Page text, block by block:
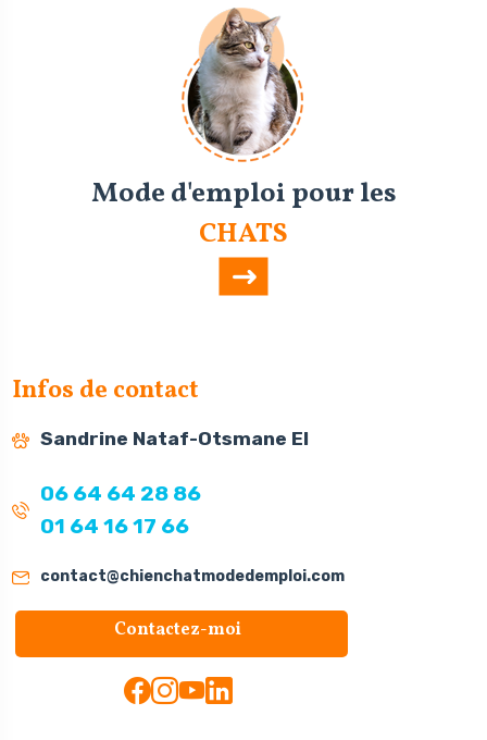
Infos de contact
Sandrine Nataf-Otsmane EI
06 64 64 28 86
01 64 16 17 66
contact@chienchatmodedemploi.com
Contactez-moi
Mode d'emploi pour les
CHATS